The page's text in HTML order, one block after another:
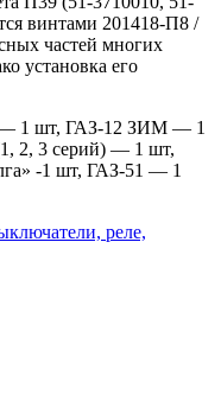
винтами 201418-П8 /
частей многих
установка его
— 1 шт, ГАЗ-12 ЗИМ — 1
2, 3 серий) — 1 шт,
-1 шт, ГАЗ-51 — 1
реле,